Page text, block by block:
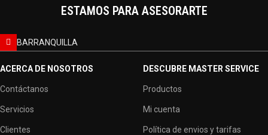
ESTAMOS PARA ASESORARTE
BARRANQUILLA
ACERCA DE NOSOTROS
Contáctanos
Servicios
Clientes
DESCUBRE MASTER SERVICE
Productos
Mi cuenta
Política de envios y tarifas